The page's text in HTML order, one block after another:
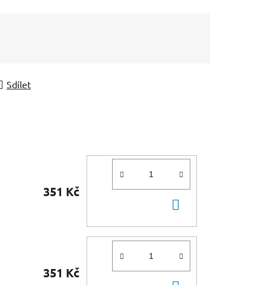
Sdílet
351 Kč
351 Kč